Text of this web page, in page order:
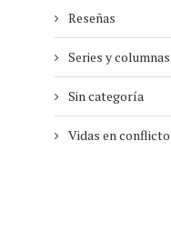
Reseñas
Series y columnas
Sin categoría
Vidas en conflicto